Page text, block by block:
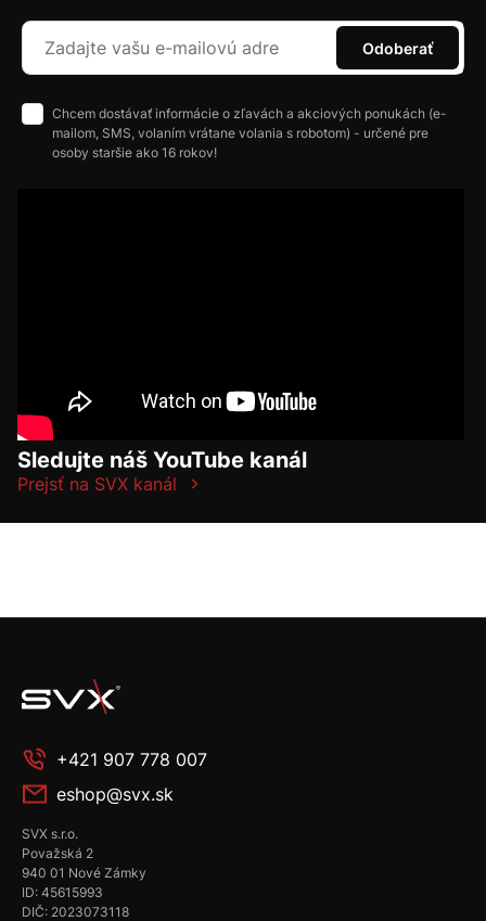
Odoberať
Chcem dostávať informácie o zľavách a akciových ponukách (e-
mailom, SMS, volaním vrátane volania s robotom) - určené pre
osoby staršie ako 16 rokov!
Sledujte náš YouTube kanál
Prejsť na SVX kanál
+421 907 778 007
eshop@svx.sk
SVX s.r.o.
Považská 2
940 01 Nové Zámky
ID: 45615993
DIČ: 2023073118